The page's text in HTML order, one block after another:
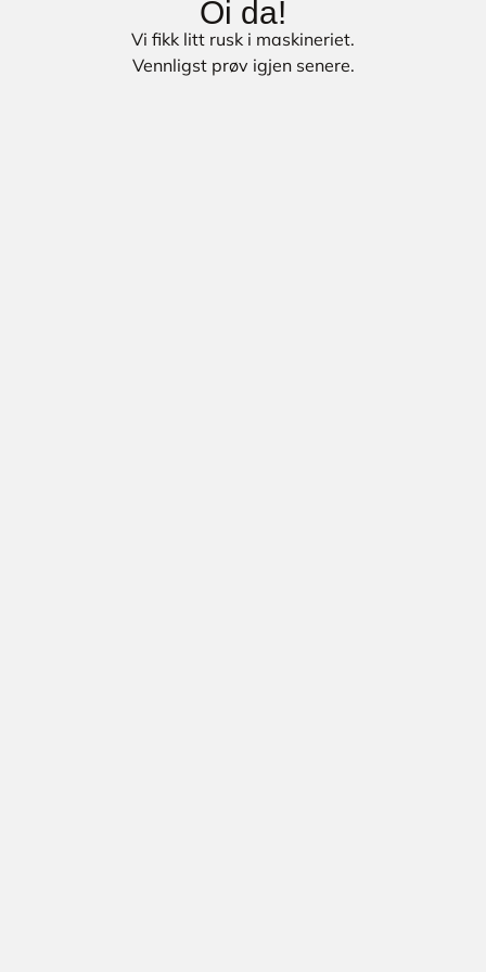
Oi da!
Vi fikk litt rusk i maskineriet.
Vennligst prøv igjen senere.